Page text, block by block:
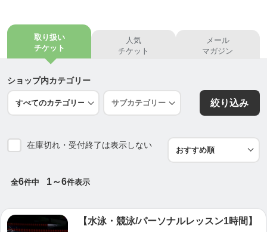
疾患・神経痛 等
泉質：ナトリウム・塩化水素塩・硫酸塩・塩化物泉
（低張性弱アルカリ性高温泉）・天然ラドン含有
適応症：【浴用】きりきず・やけど・慢性皮膚病・
虚弱児童・慢性婦人病・動脈硬化症
【飲用】慢性消化病・慢性便秘・糖尿病・痛風・肝
詳細はこちら
https://yado.ohga-hitoyoshi.com/onsen.html
■□━━━━━━━━━━━━━━━━━━━━━━
━━━━━━━━━□■
取り扱い
チケット
人気
チケット
メール
マガジン
ショップ内カテゴリー
絞り込み
在庫切れ・受付終了は表示しない
全6件中 1～6件表示
【水泳・競泳/パーソナルレッスン1時間】